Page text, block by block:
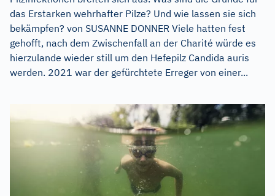
das Erstarken wehrhafter Pilze? Und wie lassen sie sich
bekämpfen? von SUSANNE DONNER Viele hatten fest
gehofft, nach dem Zwischenfall an der Charité würde es
hierzulande wieder still um den Hefepilz Candida auris
werden. 2021 war der gefürchtete Erreger von einer...